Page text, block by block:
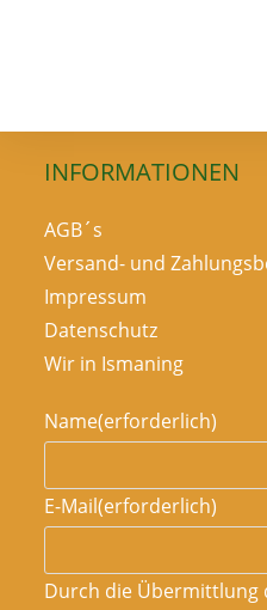
INFORMATIONEN
AGB´s
Versand- und
Impressum
Datenschutz
Wir in Ismaning
Name(erforderlich)
E-Mail(erforderlich)
Durch die Übermittlung